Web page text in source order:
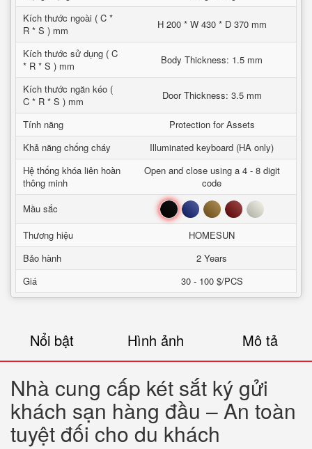
Kích thước ngoài ( C *
R * S ) mm
H 200 * W 430 * D 370 mm
Kích thước sử dụng ( C
* R * S ) mm
Body Thickness: 1.5 mm
Kích thước ngăn kéo (
C * R * S ) mm
Door Thickness: 3.5 mm
Tính năng
Protection for Assets
Khả năng chống cháy
Illuminated keyboard (HA only)
Hệ thống khóa liên hoàn
thông minh
Open and close using a 4 - 8 digit
code
Mầu sắc
Đen Xanh Nâu Đỏ Trắng
Thương hiệu
HOMESUN
Bảo hành
2 Years
Giá
30 - 100 $/PCS
Nổi bật Hình ảnh Mô tả
Nhà cung cấp két sắt ký gửi
khách sạn hàng đầu – An toàn
tuyệt đối cho du khách